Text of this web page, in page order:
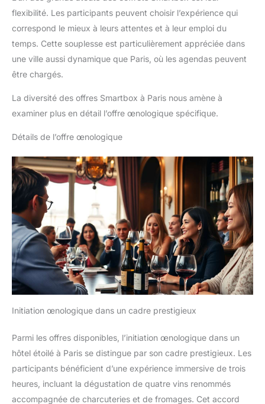
flexibilité. Les participants peuvent choisir l’expérience qui
correspond le mieux à leurs attentes et à leur emploi du
temps. Cette souplesse est particulièrement appréciée dans
une ville aussi dynamique que Paris, où les agendas peuvent
être chargés.
La diversité des offres Smartbox à Paris nous amène à
examiner plus en détail l’offre œnologique spécifique.
Détails de l’offre œnologique
Initiation œnologique dans un cadre prestigieux
Parmi les offres disponibles, l’initiation œnologique dans un
hôtel étoilé à Paris se distingue par son cadre prestigieux. Les
participants bénéficient d’une expérience immersive de trois
heures, incluant la dégustation de quatre vins renommés
accompagnée de charcuteries et de fromages. Cet accord